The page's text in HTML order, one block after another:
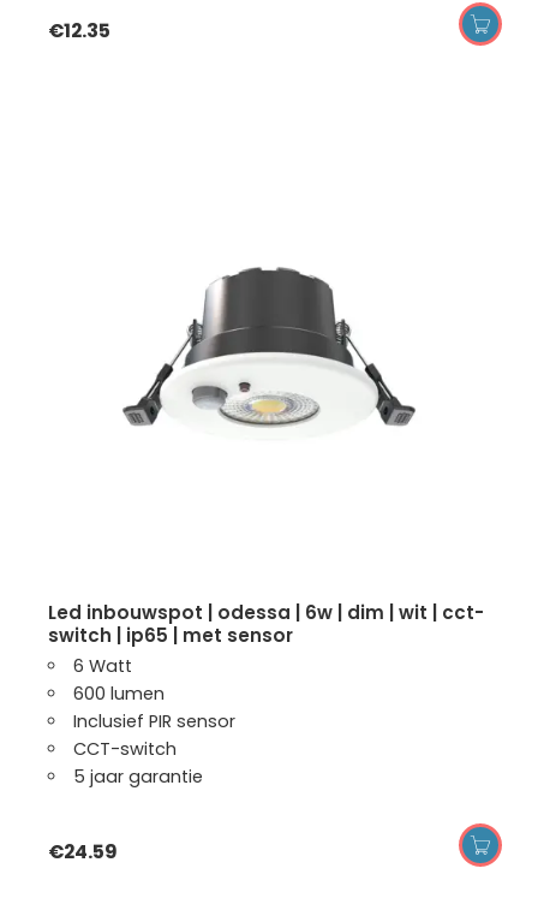
€12.35
led inbouwspot | odessa | 6w | dim | wit | cct-
switch | ip65 | met sensor
6 Watt
600 lumen
Inclusief PIR sensor
CCT-switch
5 jaar garantie
€24.59